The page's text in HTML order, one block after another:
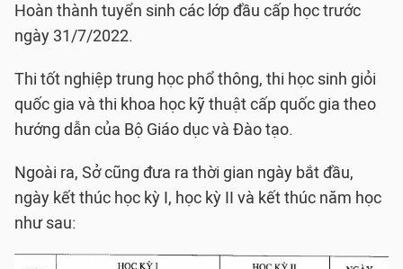
Hoàn thành tuyển sinh các lớp đầu cấp học trước
ngày 31/7/2022.
Thi tốt nghiệp trung học phổ thông, thi học sinh giỏi
quốc gia và thi khoa học kỹ thuật cấp quốc gia theo
hướng dẫn của Bộ Giáo dục và Đào tạo.
Ngoài ra, Sở cũng đưa ra thời gian ngày bắt đầu,
ngày kết thúc học kỳ I, học kỳ II và kết thúc năm học
như sau: